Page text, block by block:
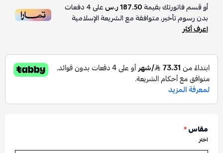
أو قسم فاتورتك بقيمة187.50 ر.س على4دفعات
بدون رسوم تأخير، متوافقة مع الشريعة الإسلامية
اعرف أكثر
مقاس*
اختر